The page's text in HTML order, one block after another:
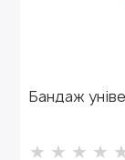
Бандаж